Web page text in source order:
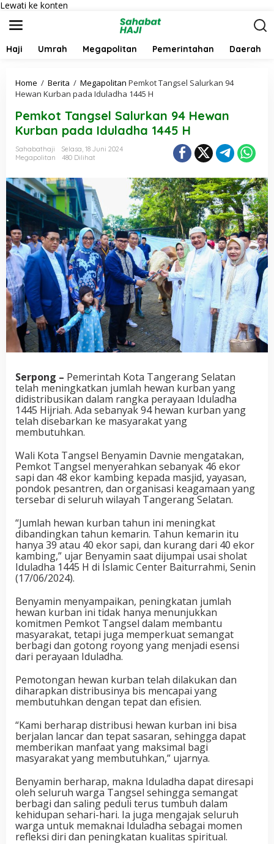
Lewati ke konten
Haji Umrah Megapolitan Pemerintahan Daerah
Home / Berita / Megapolitan Pemkot Tangsel Salurkan 94
Hewan Kurban pada Iduladha 1445 H
Pemkot Tangsel Salurkan 94 Hewan
Kurban pada Iduladha 1445 H
Sahabathaji
Selasa, 18 Juni 2024
Megapolitan
480 Dilihat
Serpong – Pemerintah Kota Tangerang Selatan
telah meningkatkan jumlah hewan kurban yang
didistribusikan dalam rangka perayaan Iduladha
1445 Hijriah. Ada sebanyak 94 hewan kurban yang
telah disebarkan ke masyarakat yang
membutuhkan.
Wali Kota Tangsel Benyamin Davnie mengatakan,
Pemkot Tangsel menyerahkan sebanyak 46 ekor
sapi dan 48 ekor kambing kepada masjid, yayasan,
pondok pesantren, dan organisasi keagamaan yang
tersebar di seluruh wilayah Tangerang Selatan.
“Jumlah hewan kurban tahun ini meningkat
dibandingkan tahun kemarin. Tahun kemarin itu
hanya 39 atau 40 ekor sapi, dan kurang dari 40 ekor
kambing,” ujar Benyamin saat dijumpai usai sholat
Iduladha 1445 H di Islamic Center Baiturrahmi, Senin
(17/06/2024).
Benyamin menyampaikan, peningkatan jumlah
hewan kurban ini tidak hanya menunjukkan
komitmen Pemkot Tangsel dalam membantu
masyarakat, tetapi juga memperkuat semangat
berbagi dan gotong royong yang menjadi esensi
dari perayaan Iduladha.
Pemotongan hewan kurban telah dilakukan dan
diharapkan distribusinya bis mencapai yang
membutuhkan dengan tepat dan efisien.
“Kami berharap distribusi hewan kurban ini bisa
berjalan lancar dan tepat sasaran, sehingga dapat
memberikan manfaat yang maksimal bagi
masyarakat yang membutuhkan,” ujarnya.
Benyamin berharap, makna Iduladha dapat diresapi
oleh seluruh warga Tangsel sehingga semangat
berbagi dan saling peduli terus tumbuh dalam
kehidupan sehari-hari. Ia juga mengajak seluruh
warga untuk memaknai Iduladha sebagai momen
refleksi diri dan peningkatan kualitas spiritual.